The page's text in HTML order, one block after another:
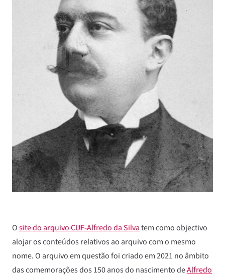
Osite do arquivo CUF-Alfredo da Silvatem como objectivo
alojar os conteúdos relativos ao arquivo com o mesmo
nome. O arquivo em questão foi criado em 2021 no âmbito
das comemorações dos 150 anos do nascimento deAlfredo